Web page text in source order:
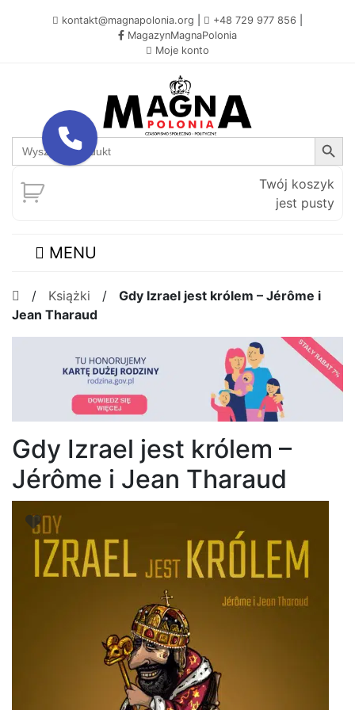
kontakt@magnapolonia.org +48 729 977 856
MagazynMagnaPolonia
Moje konto
Search
for:
Search Button
Twój koszyk
jest pusty
MENU
/ Książki / Gdy Izrael jest królem – Jérôme i
Jean Tharaud
Gdy Izrael jest królem –
Jérôme i Jean Tharaud